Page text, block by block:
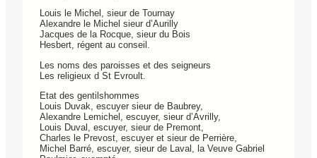
Louis le Michel, sieur de Tournay
Alexandre le Michel sieur d’Aurilly
Jacques de la Rocque, sieur du Bois
Hesbert, régent au conseil.
Les noms des paroisses et des seigneurs
Les religieux d St Evroult.
Etat des gentilshommes
Louis Duvak, escuyer sieur de Baubrey,
Alexandre Lemichel, escuyer, sieur d’Avrilly,
Louis Duval, escuyer, sieur de Premont,
Charles le Prevost, escuyer et sieur de Perrière,
Michel Barré, escuyer, sieur de Laval, la Veuve Gabriel